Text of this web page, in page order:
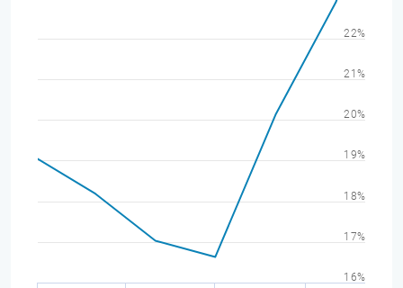
16%
17%
18%
19%
20%
21%
22%